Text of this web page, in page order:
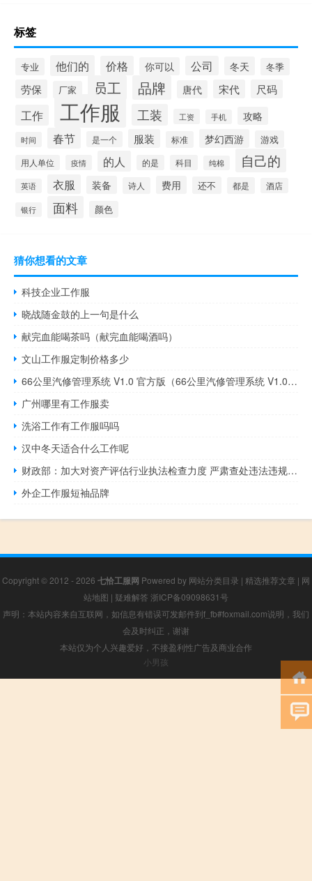
标签
专业 他们的 价格 你可以 公司 冬天 冬季
劳保 厂家 员工 品牌 唐代 宋代 尺码
工作 工作服 工装 工资 手机 攻略
时间 春节 是一个 服装 标准 梦幻西游 游戏
用人单位 疫情 的人 的是 科目 纯棉 自己的
英语 衣服 装备 诗人 费用 还不 都是 酒店
银行 面料 颜色
猜你想看的文章
科技企业工作服
晓战随金鼓的上一句是什么
献完血能喝茶吗（献完血能喝酒吗）
文山工作服定制价格多少
66公里汽修管理系统 V1.0 官方版（66公里汽修管理系统 V1.0 官方版功能简介）
广州哪里有工作服卖
洗浴工作有工作服吗吗
汉中冬天适合什么工作呢
财政部：加大对资产评估行业执法检查力度 严肃查处违法违规行为
外企工作服短袖品牌
Copyright © 2012 - 2026 七恰工服网 Powered by 网站分类目录 | 精选推荐文章 | 网
站地图 | 疑难解答 浙ICP备09098631号
声明：本站内容来自互联网，如信息有错误可发邮件到f_fb#foxmail.com说明，我们
会及时纠正，谢谢
本站仅为个人兴趣爱好，不接盈利性广告及商业合作
小男孩